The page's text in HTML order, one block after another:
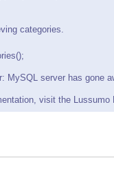
categories.
MySQL server has gone
visit the